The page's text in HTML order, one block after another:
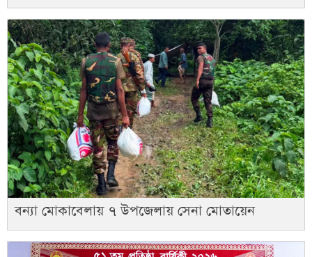
বন্যা মোকাবেলায় ৭ উপজেলায় সেনা মোতায়েন